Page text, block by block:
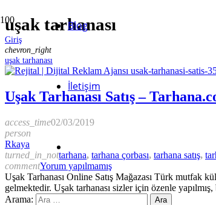
Blog
İletişim
uşak tarhanası
Giriş
chevron_right
uşak tarhanası
Uşak Tarhanası Satış –
access_time02/03/2019
person
Rkaya
turned_in_nottarhana, tarhana çorbası, tarhana satış,
commentYorum yapılmamış
Uşak Tarhanası Online Satış Mağazası Türk mutfak
gelmektedir. Uşak tarhanası sizler için özenle
Arama: